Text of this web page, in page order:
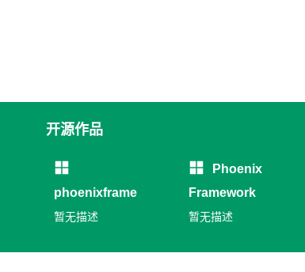
开源作品
phoenixframe
暂无描述
Phoenix
Framework
暂无描述